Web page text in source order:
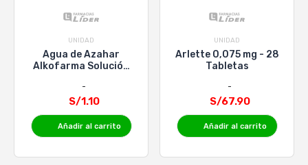
UNIDAD
Agua de Azahar
Alkofarma Solución
S/1.10
Añadir al carrito
UNIDAD
Arlette 0,075 mg - 28
Tabletas
S/67.90
Añadir al carrito